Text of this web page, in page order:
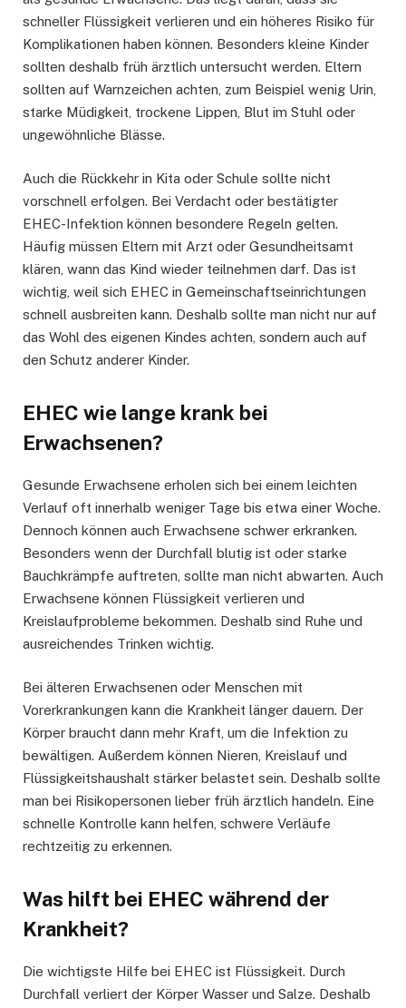
schneller Flüssigkeit verlieren und ein höheres Risiko für
Komplikationen haben können. Besonders kleine Kinder
sollten deshalb früh ärztlich untersucht werden. Eltern
sollten auf Warnzeichen achten, zum Beispiel wenig Urin,
starke Müdigkeit, trockene Lippen, Blut im Stuhl oder
ungewöhnliche Blässe.
Auch die Rückkehr in Kita oder Schule sollte nicht
vorschnell erfolgen. Bei Verdacht oder bestätigter
EHEC-Infektion können besondere Regeln gelten.
Häufig müssen Eltern mit Arzt oder Gesundheitsamt
klären, wann das Kind wieder teilnehmen darf. Das ist
wichtig, weil sich EHEC in Gemeinschaftseinrichtungen
schnell ausbreiten kann. Deshalb sollte man nicht nur auf
das Wohl des eigenen Kindes achten, sondern auch auf
den Schutz anderer Kinder.
EHEC wie lange krank bei
Erwachsenen?
Gesunde Erwachsene erholen sich bei einem leichten
Verlauf oft innerhalb weniger Tage bis etwa einer Woche.
Dennoch können auch Erwachsene schwer erkranken.
Besonders wenn der Durchfall blutig ist oder starke
Bauchkrämpfe auftreten, sollte man nicht abwarten. Auch
Erwachsene können Flüssigkeit verlieren und
Kreislaufprobleme bekommen. Deshalb sind Ruhe und
ausreichendes Trinken wichtig.
Bei älteren Erwachsenen oder Menschen mit
Vorerkrankungen kann die Krankheit länger dauern. Der
Körper braucht dann mehr Kraft, um die Infektion zu
bewältigen. Außerdem können Nieren, Kreislauf und
Flüssigkeitshaushalt stärker belastet sein. Deshalb sollte
man bei Risikopersonen lieber früh ärztlich handeln. Eine
schnelle Kontrolle kann helfen, schwere Verläufe
rechtzeitig zu erkennen.
Was hilft bei EHEC während der
Krankheit?
Die wichtigste Hilfe bei EHEC ist Flüssigkeit. Durch
Durchfall verliert der Körper Wasser und Salze. Deshalb